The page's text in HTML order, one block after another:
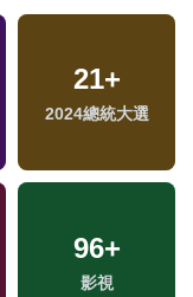
21+
2024總統大選
96+
影視